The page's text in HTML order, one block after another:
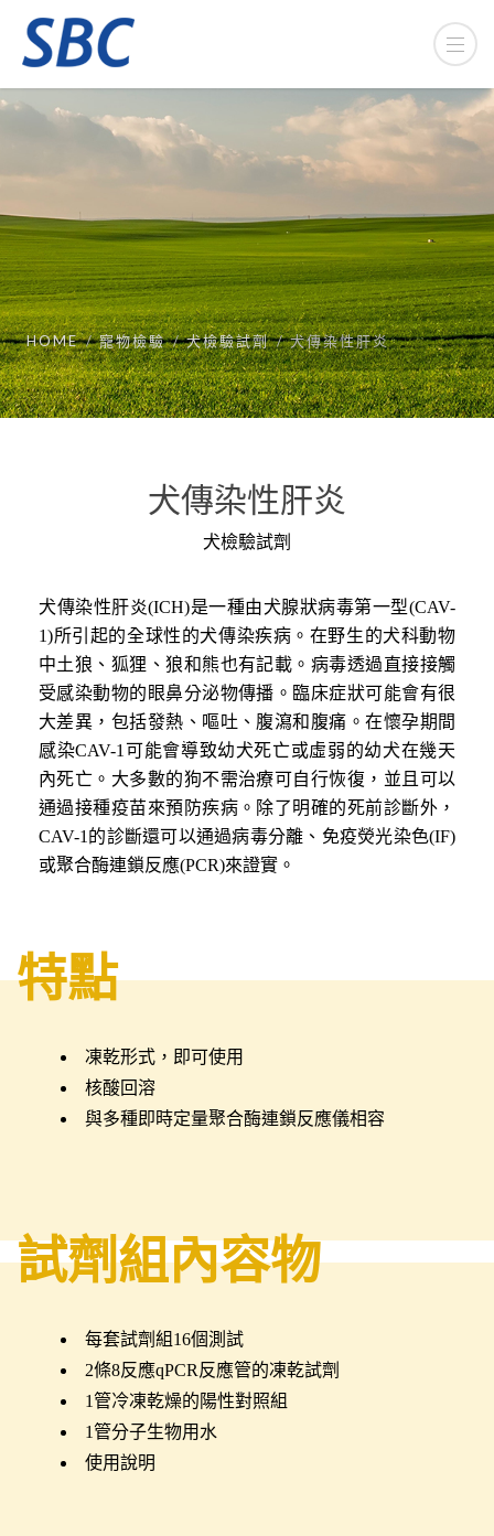
HOME 寵物檢驗 犬檢驗試劑 犬傳染性肝炎
犬傳染性肝炎
犬檢驗試劑
犬傳染性肝炎(ICH)是一種由犬腺狀病毒第一型(CAV-
1)所引起的全球性的犬傳染疾病。在野生的犬科動物
中土狼、狐狸、狼和熊也有記載。病毒透過直接接觸
受感染動物的眼鼻分泌物傳播。臨床症狀可能會有很
大差異，包括發熱、嘔吐、腹瀉和腹痛。在懷孕期間
感染CAV-1可能會導致幼犬死亡或虛弱的幼犬在幾天
內死亡。大多數的狗不需治療可自行恢復，並且可以
通過接種疫苗來預防疾病。除了明確的死前診斷外，
CAV-1的診斷還可以通過病毒分離、免疫熒光染色(IF)
或聚合酶連鎖反應(PCR)來證實。
特點
凍乾形式，即可使用
核酸回溶
與多種即時定量聚合酶連鎖反應儀相容
試劑組內容物
每套試劑組16個測試
2條8反應qPCR反應管的凍乾試劑
1管冷凍乾燥的陽性對照組
1管分子生物用水
使用說明